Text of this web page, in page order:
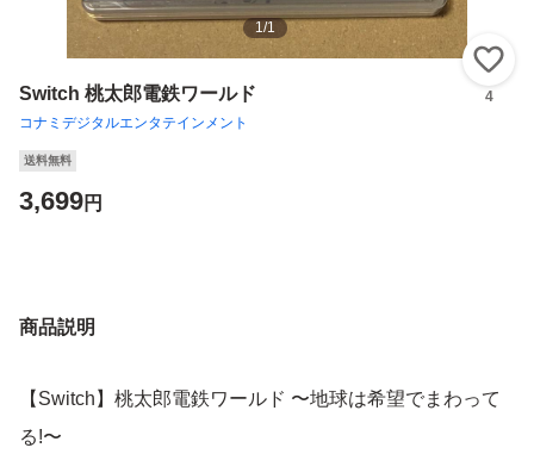
1/1
Switch 桃太郎電鉄ワールド
コナミデジタルエンタテインメント
4
送料無料
3,699円
商品説明
【Switch】桃太郎電鉄ワールド 〜地球は希望でまわって
る!〜